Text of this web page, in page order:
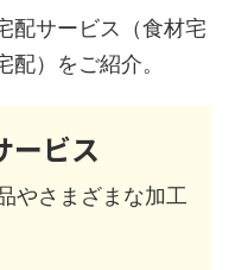
配サービス（食材宅
）をご紹介。
ービス
やさまざまな加工